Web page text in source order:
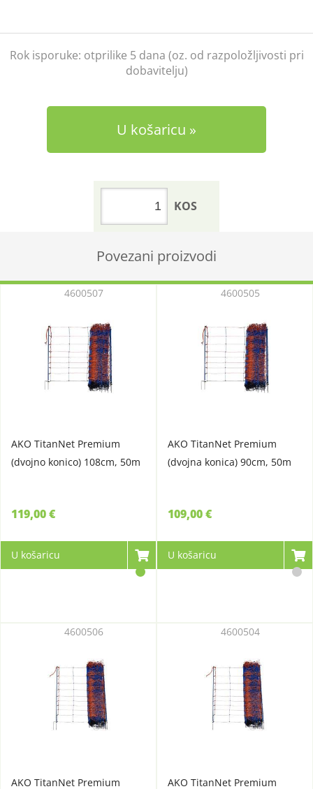
Rok isporuke: otprilike 5 dana (oz. od razpoložljivosti pri
dobavitelju)
U košaricu
KOS
Povezani proizvodi
AKO TitanNet Premium
(dvojno konico) 108cm, 50m
4600507
119,00 €
U košaricu
AKO TitanNet Premium
(dvojna konica) 90cm, 50m
4600505
109,00 €
U košaricu
AKO TitanNet Premium
4600506
AKO TitanNet Premium
4600504